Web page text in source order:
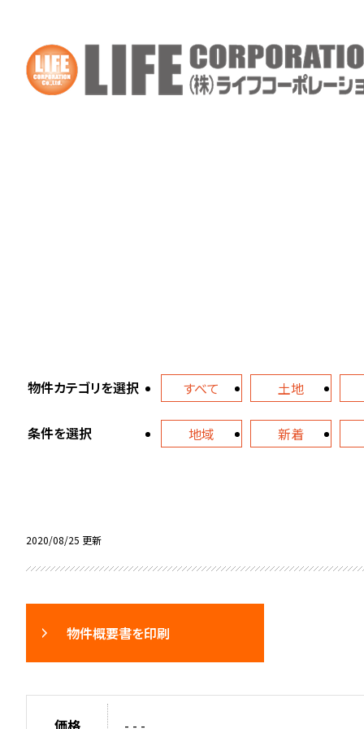
物件カテゴリを選択 すべて 土地
条件を選択 地域 新着
2020/08/25 更新
物件概要書を印刷
価格 - - -